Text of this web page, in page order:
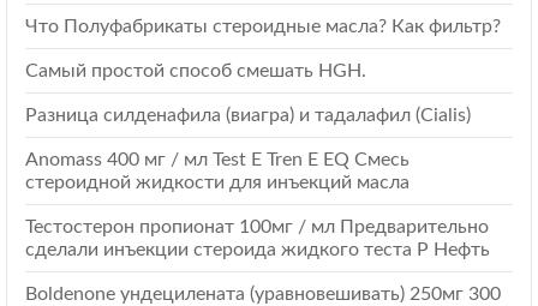
Что Полуфабрикаты стероидные масла? Как фильтр?
Самый простой способ смешать HGH.
Разница силденафила (виагра) и тадалафил (Cialis)
Anomass 400 мг / мл Test E Tren E EQ Смесь
стероидной жидкости для инъекций масла
Тестостерон пропионат 100мг / мл Предварительно
сделали инъекции стероида жидкого теста Р Нефть
Boldenone ундецилената (уравновешивать) 250мг 300